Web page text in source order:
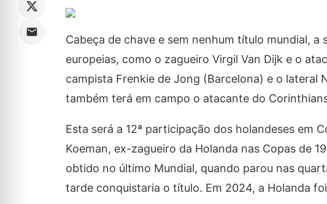
Cabeça de chave e sem nenhum título mundial,
europeias, como o zagueiro Virgil Van Dijk e o
campista Frenkie de Jong (Barcelona) e o lateral
também terá em campo o atacante do
Esta será a 12ª participação dos holandeses em
Koeman, ex-zagueiro da Holanda nas Copas de
obtido no último Mundial, quando parou nas
tarde conquistaria o título. Em 2024, a Holanda